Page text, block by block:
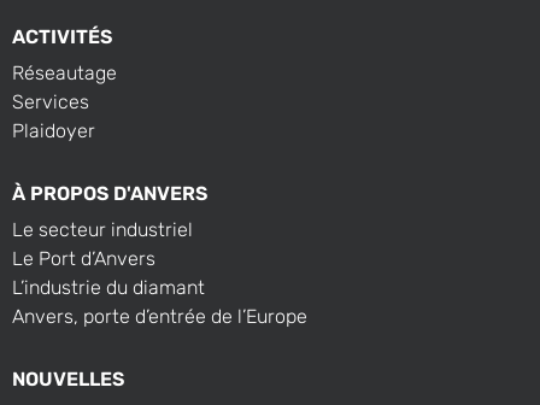
ACTIVITÉS
Réseautage
Services
Plaidoyer
À PROPOS D'ANVERS
Le secteur industriel
Le Port d’Anvers
L’industrie du diamant
Anvers, porte d’entrée de l’Europe
NOUVELLES